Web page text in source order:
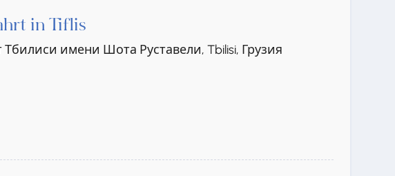
in Tiflis
имени Шота Руставели, Tbilisi, Грузия